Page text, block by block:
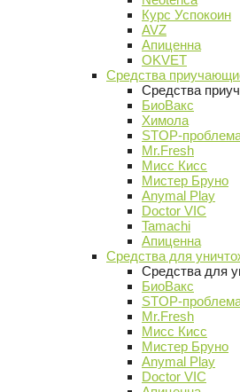
Курс Успокоин
AVZ
Апиценна
OKVET
Средства
Средства
БиоВакс
Химола
STOP-
Mr.Fresh
Мисс Кисс
Мистер Бруно
Anymal Play
Doctor VIC
Tamachi
Апиценна
Средства для
Средства для
БиоВакс
STOP-
Mr.Fresh
Мисс Кисс
Мистер Бруно
Anymal Play
Doctor VIC